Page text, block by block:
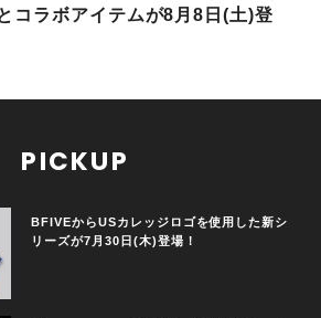
コラボアイテムが8月8日(土)登
PICKUP
BFIVEからUSカレッジロゴを使用した新シ
リーズが7月30日(木)登場！